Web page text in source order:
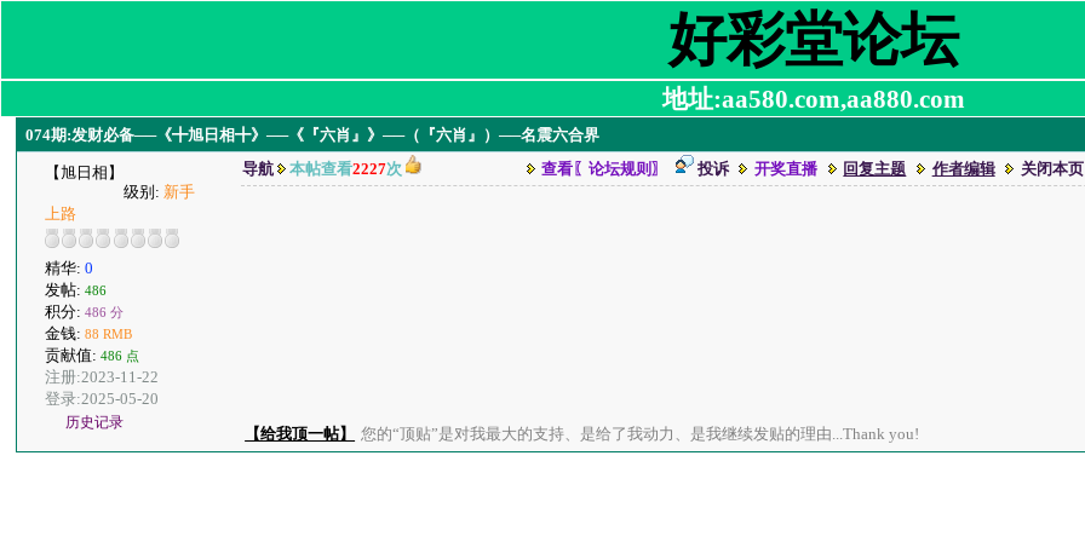
好彩堂论坛
地址:aa580.com,aa880.com
074期:发财必备──《╋旭日相╋》──《『六肖』》──（『六肖』）──名震六合界
【旭日相】
级别: 新手
上路
精华:0
发帖:486
积分:486 分
金钱:88 RMB
贡献值:486 点
注册:2023-11-22
登录:2025-05-20
历史记录
导航 本帖查看2227次 查看〖论坛规则〗 投诉 开奖直播 回复主题 作者编辑 关闭本页
【给我顶一帖】 您的“顶贴”是对我最大的支持、是给了我动力、是我继续发贴的理由...Thank you!